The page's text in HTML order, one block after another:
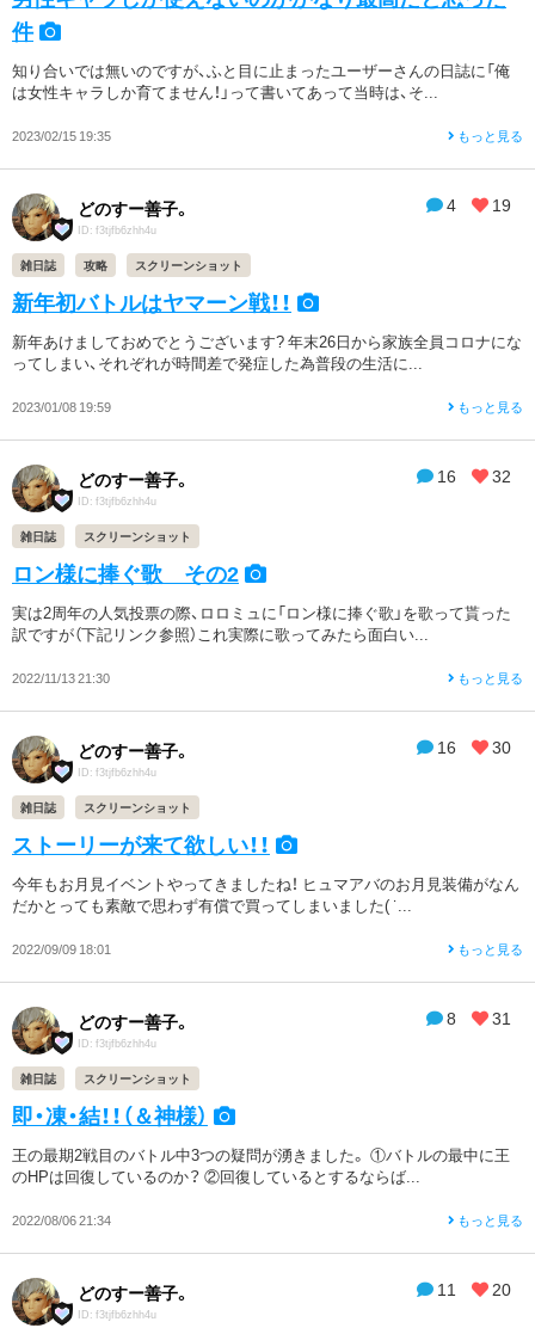
件
知り合いでは無いのですが、ふと目に止まったユーザーさんの日誌に「俺
は女性キャラしか育てません！」って書いてあって当時は、そ...
2023/02/15 19:35 もっと見る
4 19
どのすー善子。
ID: f3tjfb6zhh4u
雑日誌 攻略 スクリーンショット
新年初バトルはヤマーン戦！！
新年あけましておめでとうございます? 年末26日から家族全員コロナにな
ってしまい、それぞれが時間差で発症した為普段の生活に...
2023/01/08 19:59 もっと見る
16 32
どのすー善子。
ID: f3tjfb6zhh4u
雑日誌 スクリーンショット
ロン様に捧ぐ歌 その2
実は2周年の人気投票の際、ロロミュに「ロン様に捧ぐ歌」を歌って貰った
訳ですが（下記リンク参照）これ実際に歌ってみたら面白い...
2022/11/13 21:30 もっと見る
16 30
どのすー善子。
ID: f3tjfb6zhh4u
雑日誌 スクリーンショット
ストーリーが来て欲しい！！
今年もお月見イベントやってきましたね！ ヒュマアバのお月見装備がなん
だかとっても素敵で思わず有償で買ってしまいました( ˙...
2022/09/09 18:01 もっと見る
8 31
どのすー善子。
ID: f3tjfb6zhh4u
雑日誌 スクリーンショット
即・凍・結！！（＆神様）
王の最期2戦目のバトル中3つの疑問が湧きました。 ①バトルの最中に王
のHPは回復しているのか？ ②回復しているとするならば...
2022/08/06 21:34 もっと見る
11 20
どのすー善子。
ID: f3tjfb6zhh4u